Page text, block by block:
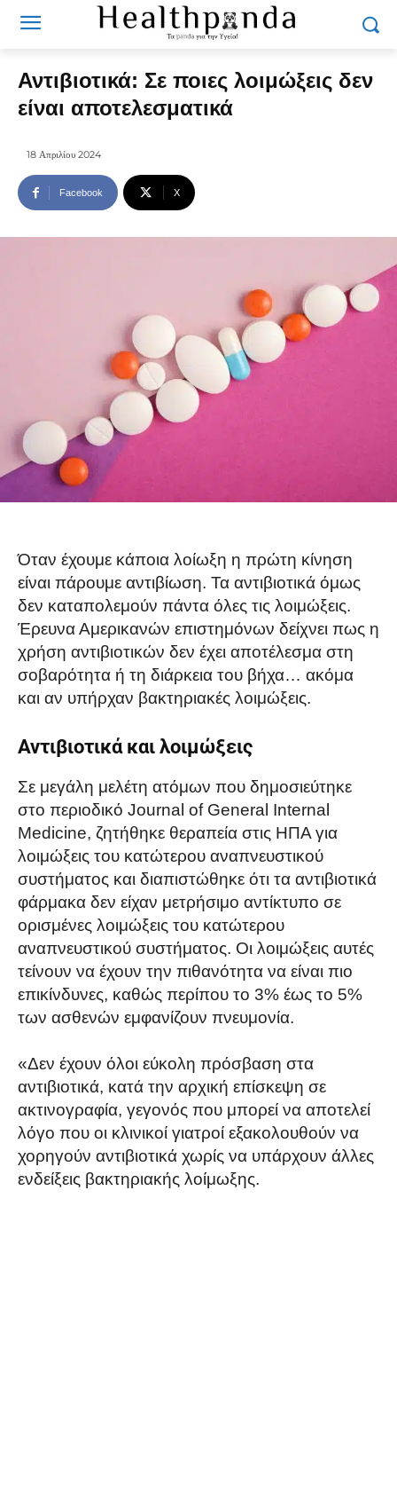
Αντιβιοτικά: Σε ποιες λοιμώξεις δεν
είναι αποτελεσματικά
18 Απριλίου 2024
Facebook X
Όταν έχουμε κάποια λοίωξη η πρώτη κίνηση
είναι πάρουμε αντιβίωση. Τα αντιβιοτικά όμως
δεν καταπολεμούν πάντα όλες τις λοιμώξεις.
Έρευνα Αμερικανών επιστημόνων δείχνει πως η
χρήση αντιβιοτικών δεν έχει αποτέλεσμα στη
σοβαρότητα ή τη διάρκεια του βήχα… ακόμα
και αν υπήρχαν βακτηριακές λοιμώξεις.
Αντιβιοτικά και λοιμώξεις
Σε μεγάλη μελέτη ατόμων που δημοσιεύτηκε
στο περιοδικό Journal of General Internal
Medicine, ζητήθηκε θεραπεία στις ΗΠΑ για
λοιμώξεις του κατώτερου αναπνευστικού
συστήματος και διαπιστώθηκε ότι τα αντιβιοτικά
φάρμακα δεν είχαν μετρήσιμο αντίκτυπο σε
ορισμένες λοιμώξεις του κατώτερου
αναπνευστικού συστήματος. Οι λοιμώξεις αυτές
τείνουν να έχουν την πιθανότητα να είναι πιο
επικίνδυνες, καθώς περίπου το 3% έως το 5%
των ασθενών εμφανίζουν πνευμονία.
«Δεν έχουν όλοι εύκολη πρόσβαση στα
αντιβιοτικά, κατά την αρχική επίσκεψη σε
ακτινογραφία, γεγονός που μπορεί να αποτελεί
λόγο που οι κλινικοί γιατροί εξακολουθούν να
χορηγούν αντιβιοτικά χωρίς να υπάρχουν άλλες
ενδείξεις βακτηριακής λοίμωξης.